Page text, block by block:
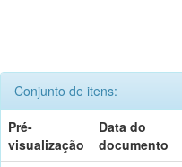
Conjunto de itens:
Pré-
visualização
Data do
documento